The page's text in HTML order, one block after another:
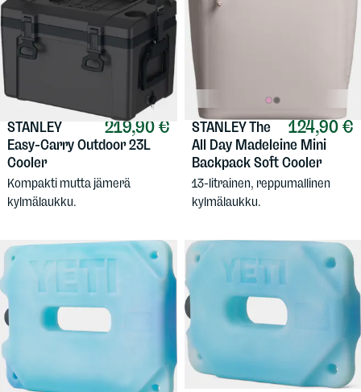
219,90 €
STANLEY
Easy-Carry Outdoor 23L
Cooler
Kompakti mutta jämerä
kylmälaukku.
124,90 €
STANLEYThe
All Day Madeleine Mini
Backpack Soft Cooler
13-litrainen, reppumallinen
kylmälaukku.